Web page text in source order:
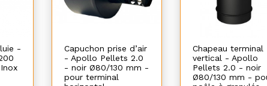
-
Capuchon prise d’air
- Apollo Pellets 2.0
- noir Ø80/130 mm -
pour terminal
Chapeau terminal
vertical - Apollo
Pellets 2.0 - noir
Ø80/130 mm -